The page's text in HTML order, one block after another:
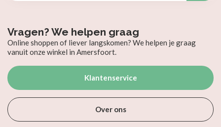
Vragen? We helpen graag
Online shoppen of liever langskomen? We helpen je graag
vanuit onze winkel in Amersfoort.
Klantenservice
Over ons